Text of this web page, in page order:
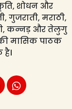
शोधन और
गुजराती, मराठी,
कन्नड़ और तेलुगु
मासिक पाठक